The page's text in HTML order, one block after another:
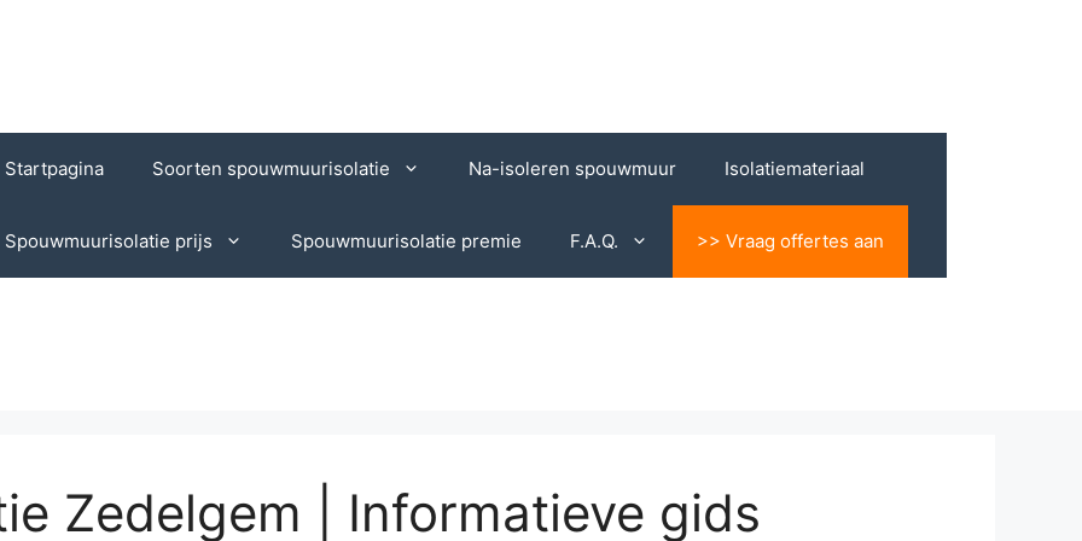
Startpagina Soorten spouwmuurisolatie Na-isoleren spouwmuur Isolatiemateriaal
Spouwmuurisolatie prijs Spouwmuurisolatie premie F.A.Q. >> Vraag offertes aan
Zedelgem | Informatieve gids